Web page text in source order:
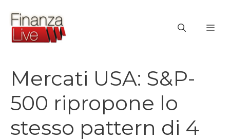
contenuto
Mercati USA: S&P-
500 ripropone lo
stesso pattern di 4